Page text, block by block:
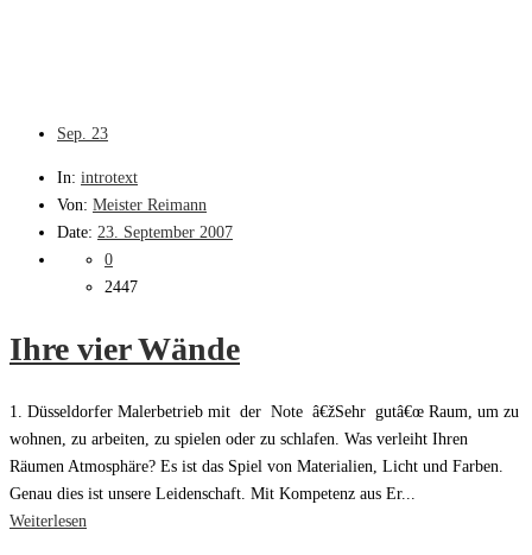
Sep. 23
In: introtext
Von: Meister Reimann
Date: 23. September 2007
0
2447
Ihre vier Wände
1. Düsseldorfer Malerbetrieb mit der Note â€žSehr gutâ€œ Raum, um zu
wohnen, zu arbeiten, zu spielen oder zu schlafen. Was verleiht Ihren
Räumen Atmosphäre? Es ist das Spiel von Materialien, Licht und Farben.
Genau dies ist unsere Leidenschaft. Mit Kompetenz aus Er...
Weiterlesen